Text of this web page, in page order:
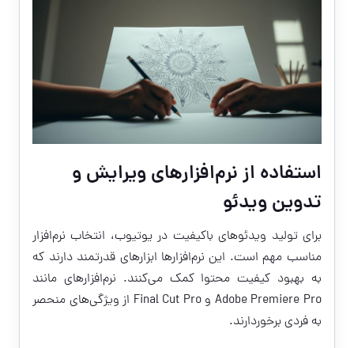
استفاده از نرم‌افزارهای ویرایش و
تدوین ویدئو
برای تولید ویدئوهای باکیفیت در یوتیوب، انتخاب نرم‌افزار
مناسب مهم است. این نرم‌افزارها ابزارهای قدرتمند دارند که
به بهبود کیفیت محتوا کمک می‌کنند. نرم‌افزارهای مانند
Adobe Premiere Pro و Final Cut Pro از ویژگی‌های منحصر
به فردی برخوردارند.